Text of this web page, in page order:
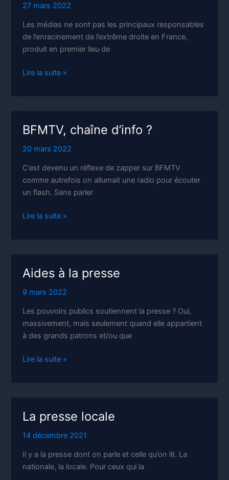
27 mars 2022
Les médias ne sont pas les principaux responsables
de l’enracinement de l’extrême droite en France,
produit en premier lieu de
Fascisme
Lire la suite »
BFMTV, chaîne d’info ?
20 mars 2022
C’est devenu un réflexe de zapper sur BFMTV
comme autrefois on allumait une radio pour écouter
un flash. Sans parler
BFMTV,
Lire la suite »
Aides à la presse
9 mars 2022
Les pouvoirs publics soutiennent la presse ? Oui,
massivement, mais seulement quand elle appartient
à des grands patrons et/ou que
Aides
Lire la suite »
La presse locale
14 décembre 2021
Il y a la presse dont on parle et celle qu’on lit. La
nationale, la locale. Pour ceux qui la